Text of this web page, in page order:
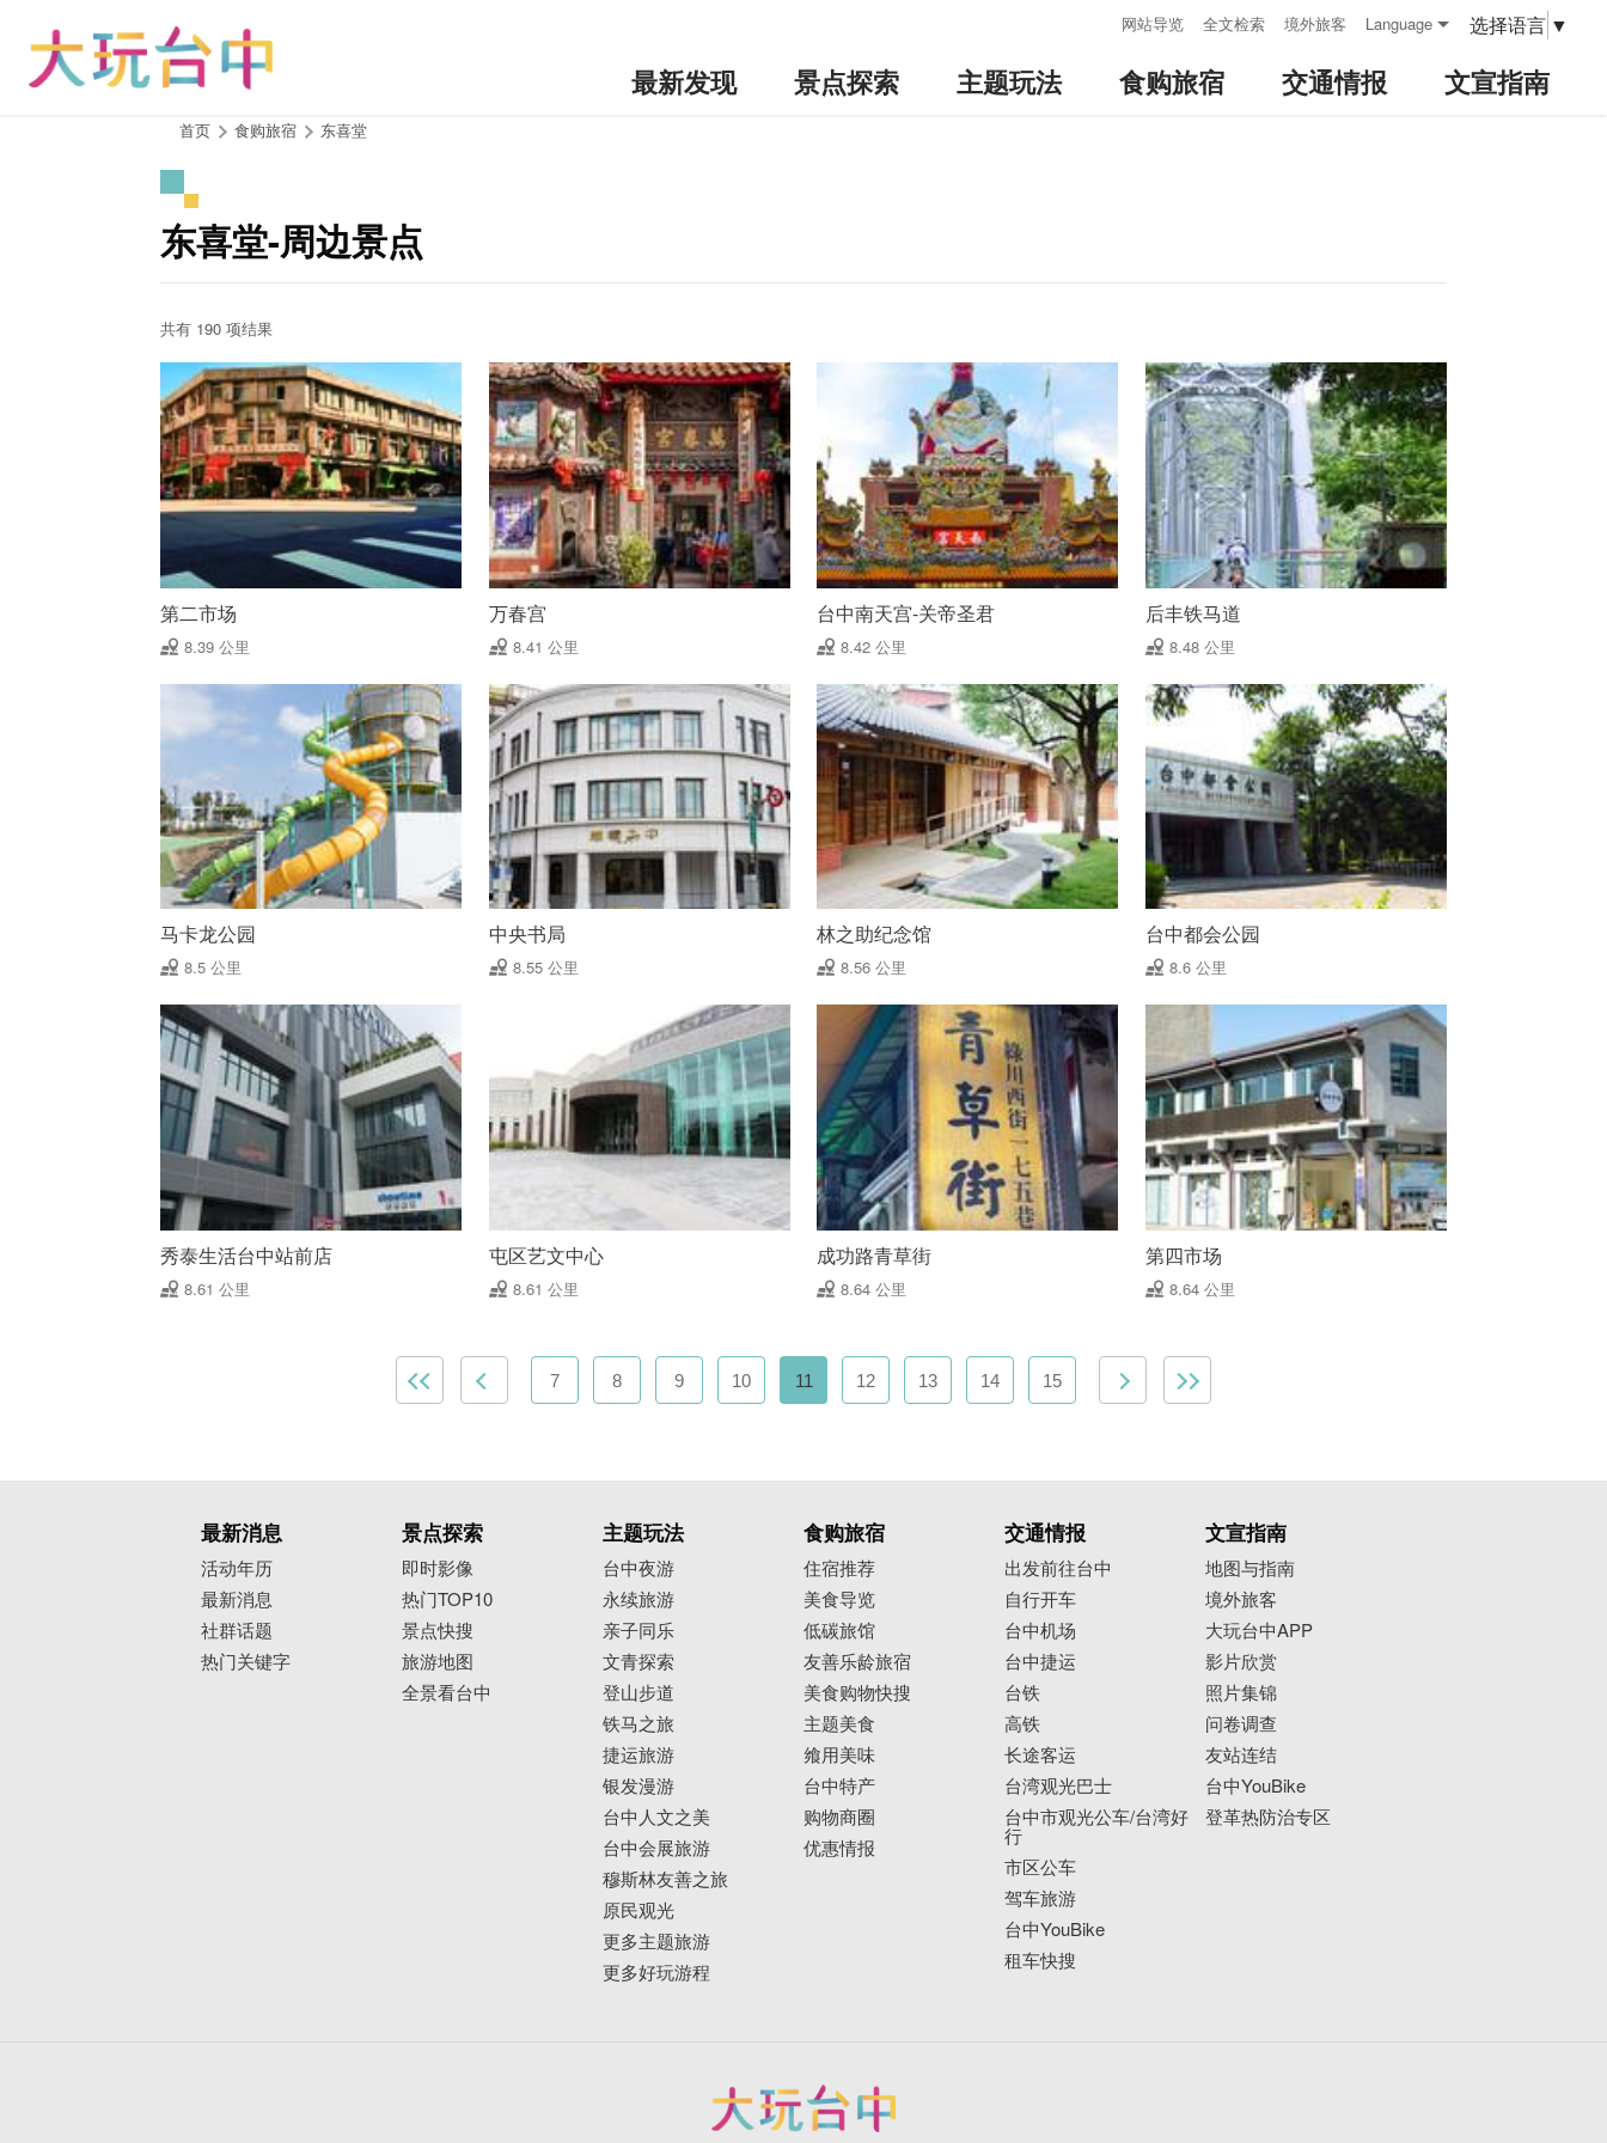
网站导览 全文检索 境外旅客 Language 选择语言 ▼
最新发现 景点探索 主题玩法 食购旅宿 交通情报 文宣指南
首页 食购旅宿 东喜堂
东喜堂-周边景点
共有 190 项结果
第二市场
8.39 公里
万春宫
8.41 公里
台中南天宫-关帝圣君
8.42 公里
后丰铁马道
8.48 公里
马卡龙公园
8.5 公里
中央书局
8.55 公里
林之助纪念馆
8.56 公里
台中都会公园
8.6 公里
秀泰生活台中站前店
8.61 公里
屯区艺文中心
8.61 公里
成功路青草街
8.64 公里
第四市场
8.64 公里
7 8 9 10 11 12 13 14 15
最新消息
活动年历
最新消息
社群话题
热门关键字
景点探索
即时影像
热门TOP10
景点快搜
旅游地图
全景看台中
主题玩法
台中夜游
永续旅游
亲子同乐
文青探索
登山步道
铁马之旅
捷运旅游
银发漫游
台中人文之美
台中会展旅游
穆斯林友善之旅
原民观光
更多主题旅游
更多好玩游程
食购旅宿
住宿推荐
美食导览
低碳旅馆
友善乐龄旅宿
美食购物快搜
主题美食
飨用美味
台中特产
购物商圈
优惠情报
交通情报
出发前往台中
自行开车
台中机场
台中捷运
台铁
高铁
长途客运
台湾观光巴士
台中市观光公车/台湾好
行
市区公车
驾车旅游
台中YouBike
租车快搜
文宣指南
地图与指南
境外旅客
大玩台中APP
影片欣赏
照片集锦
问卷调查
友站连结
台中YouBike
登革热防治专区